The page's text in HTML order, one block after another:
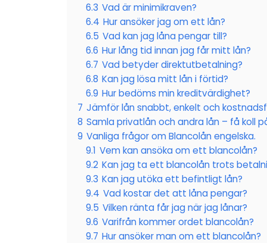
6.3 Vad är minimikraven?
6.4 Hur ansöker jag om ett lån?
6.5 Vad kan jag låna pengar till?
6.6 Hur lång tid innan jag får mitt lån?
6.7 Vad betyder direktutbetalning?
6.8 Kan jag lösa mitt lån i förtid?
6.9 Hur bedöms min kreditvärdighet?
7 Jämför lån snabbt, enkelt och
8 Samla privatlån och andra lån – få koll
9 Vanliga frågor om Blancolån engelska.
9.1 Vem kan ansöka om ett blancolån?
9.2 Kan jag ta ett blancolån trots
9.3 Kan jag utöka ett befintligt lån?
9.4 Vad kostar det att låna pengar?
9.5 Vilken ränta får jag när jag lånar?
9.6 Varifrån kommer ordet blancolån?
9.7 Hur ansöker man om ett blancolån?